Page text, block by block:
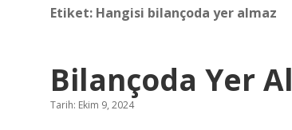
Etiket: Hangisi bilançoda yer almaz
Bilançoda Yer
Tarih: Ekim 9, 2024